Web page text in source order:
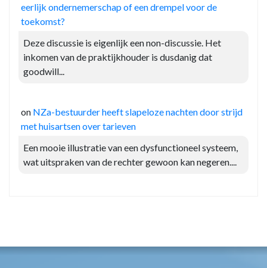
eerlijk ondernemerschap of een drempel voor de
toekomst?
Deze discussie is eigenlijk een non-discussie. Het
inkomen van de praktijkhouder is dusdanig dat
goodwill...
on NZa-bestuurder heeft slapeloze nachten door strijd
met huisartsen over tarieven
Een mooie illustratie van een dysfunctioneel systeem,
wat uitspraken van de rechter gewoon kan negeren....